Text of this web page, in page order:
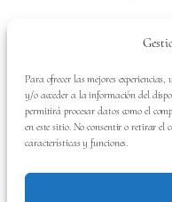
Para ofrecer las mejores
y/o acceder a la información del
permitirá procesar datos como el
en este sitio. No consentir o retirar el
características y funciones.
Valencina de
Tel: